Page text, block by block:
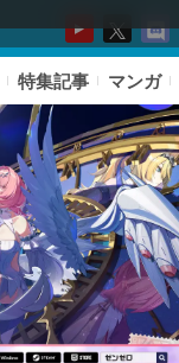
特集記事 マンガ